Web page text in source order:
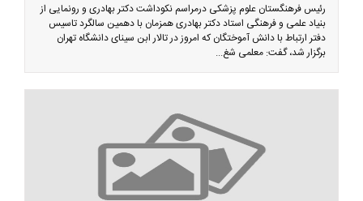
رئیس فرهنگستان علوم پزشکی درمراسم نکوداشت دکتر بهادری و رونمایی از
بنیاد علمی و فرهنگی استاد دکتر بهادری همزمان با دهمین سالگرد تاسیس
دفتر ارتباط با دانش آموختگان که امروز در تالار ابن سینای دانشگاه تهران
برگزار شد، گفت: معلمی شغ...